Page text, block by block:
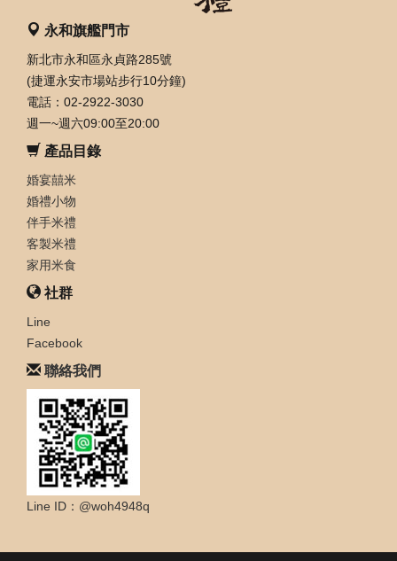
永和旗艦門市
新北市永和區永貞路285號
(捷運永安市場站步行10分鐘)
電話：02-2922-3030
週一~週六09:00至20:00
產品目錄
婚宴囍米
婚禮小物
伴手米禮
客製米禮
家用米食
社群
Line
Facebook
聯絡我們
Line ID：@woh4948q